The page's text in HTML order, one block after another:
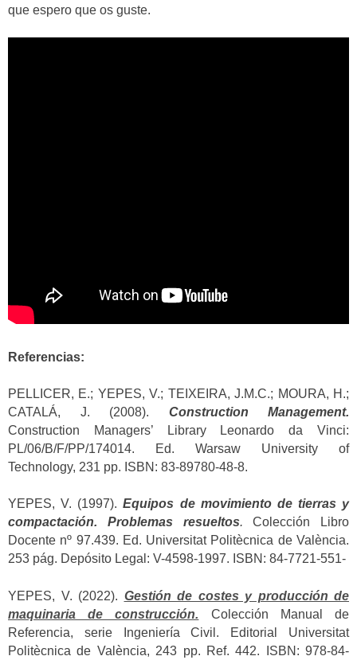
que espero que os guste.
Referencias:
PELLICER, E.; YEPES, V.; TEIXEIRA, J.M.C.; MOURA, H.;
CATALÁ, J. (2008). Construction Management.
Construction Managers’ Library Leonardo da Vinci:
PL/06/B/F/PP/174014. Ed. Warsaw University of
Technology, 231 pp. ISBN: 83-89780-48-8.
YEPES, V. (1997).Equipos de movimiento de tierras y
compactación. Problemas resueltos. Colección Libro
Docente nº 97.439. Ed. Universitat Politècnica de València.
253 pág. Depósito Legal: V-4598-1997. ISBN: 84-7721-551-
YEPES, V. (2022). Gestión de costes y producción de
maquinaria de construcción. Colección Manual de
Referencia, serie Ingeniería Civil. Editorial Universitat
Politècnica de València, 243 pp. Ref. 442. ISBN: 978-84-